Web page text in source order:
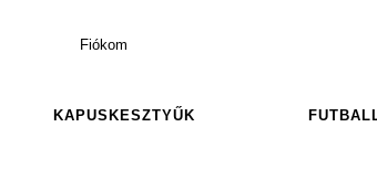
Fiókom
KAPUSKESZTYŰK